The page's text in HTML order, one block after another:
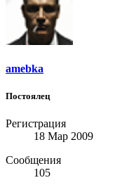
amebka
Постоялец
Регистрация
18 Мар 2009
Сообщения
105